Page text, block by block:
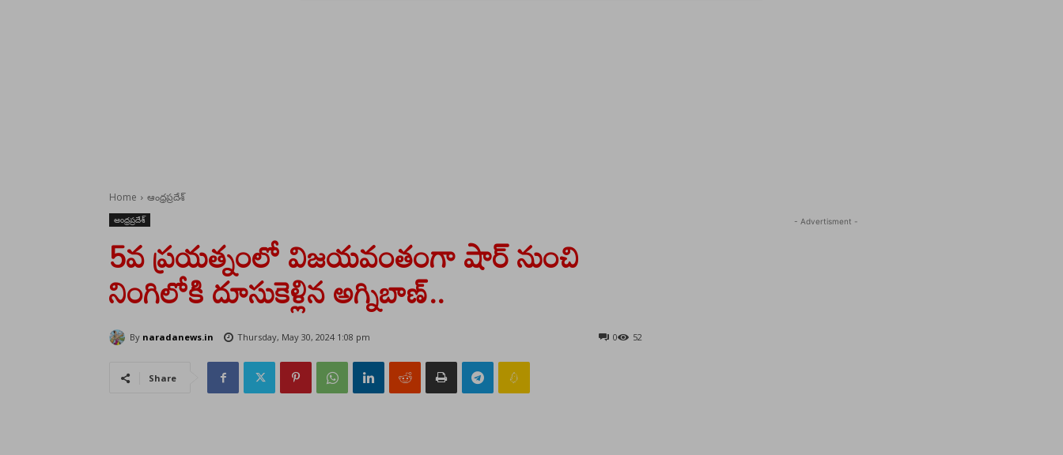
Home ఆంధ్రప్రదేశ్
ఆంధ్రప్రదేశ్
5వ ప్రయత్నంలో విజయవంతంగా షార్ నుంచి
నింగిలోకి దూసుకెళ్లిన అగ్నిబాణ్..
By naradanews.in Thursday, May 30, 2024 1:08 pm 52
0
Share
- Advertisment -